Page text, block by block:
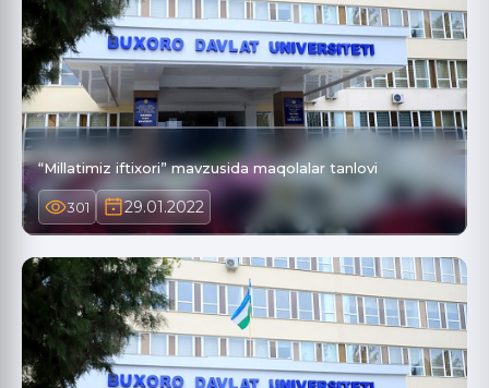
“Millatimiz iftixori” mavzusida maqolalar tanlovi
301 29.01.2022